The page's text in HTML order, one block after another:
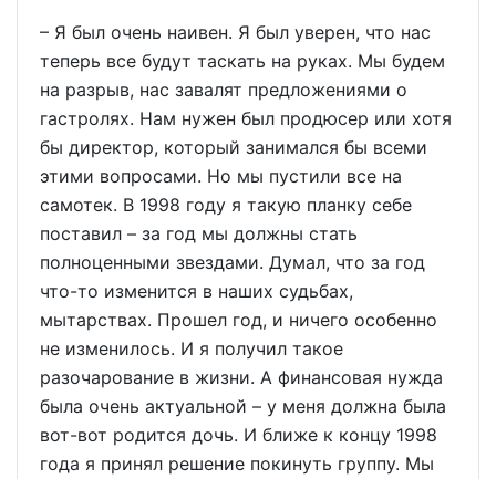
– Я был очень наивен. Я был уверен, что нас
теперь все будут таскать на руках. Мы будем
на разрыв, нас завалят предложениями о
гастролях. Нам нужен был продюсер или хотя
бы директор, который занимался бы всеми
этими вопросами. Но мы пустили все на
самотек. В 1998 году я такую планку себе
поставил – за год мы должны стать
полноценными звездами. Думал, что за год
что-то изменится в наших судьбах,
мытарствах. Прошел год, и ничего особенно
не изменилось. И я получил такое
разочарование в жизни. А финансовая нужда
была очень актуальной – у меня должна была
вот-вот родится дочь. И ближе к концу 1998
года я принял решение покинуть группу. Мы